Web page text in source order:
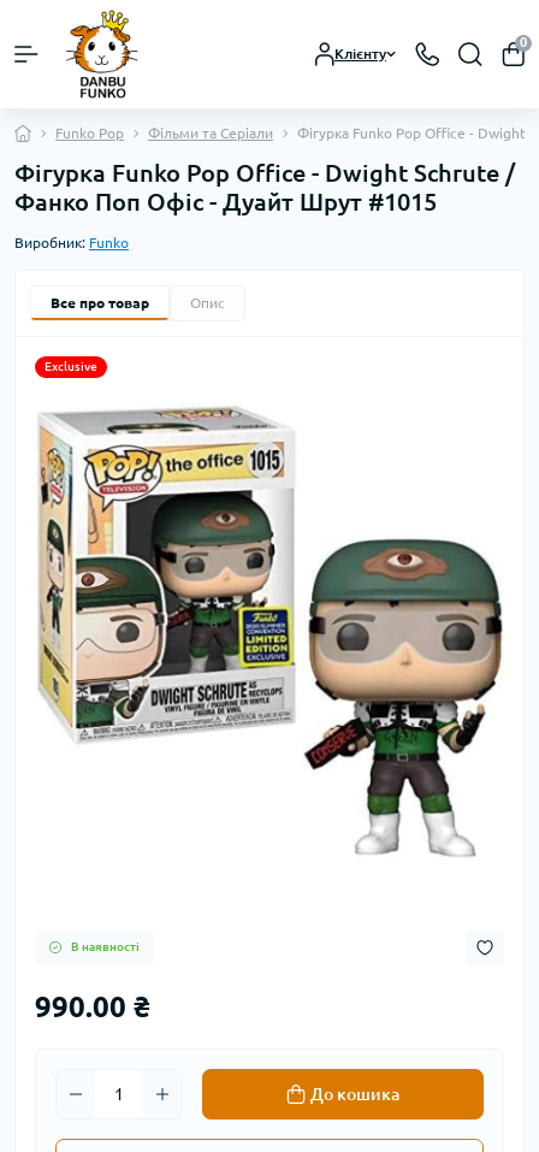
Клієнту
0
Funko Pop Фільми та Серіали Фігурка Funko Pop Office -
Фігурка Funko Pop Office - Dwight Schrute /
Фанко Поп Офіс - Дуайт Шрут #1015
Виробник: Funko
Все про товар Опис
Exclusive
В наявності
990.00 ₴
До кошика